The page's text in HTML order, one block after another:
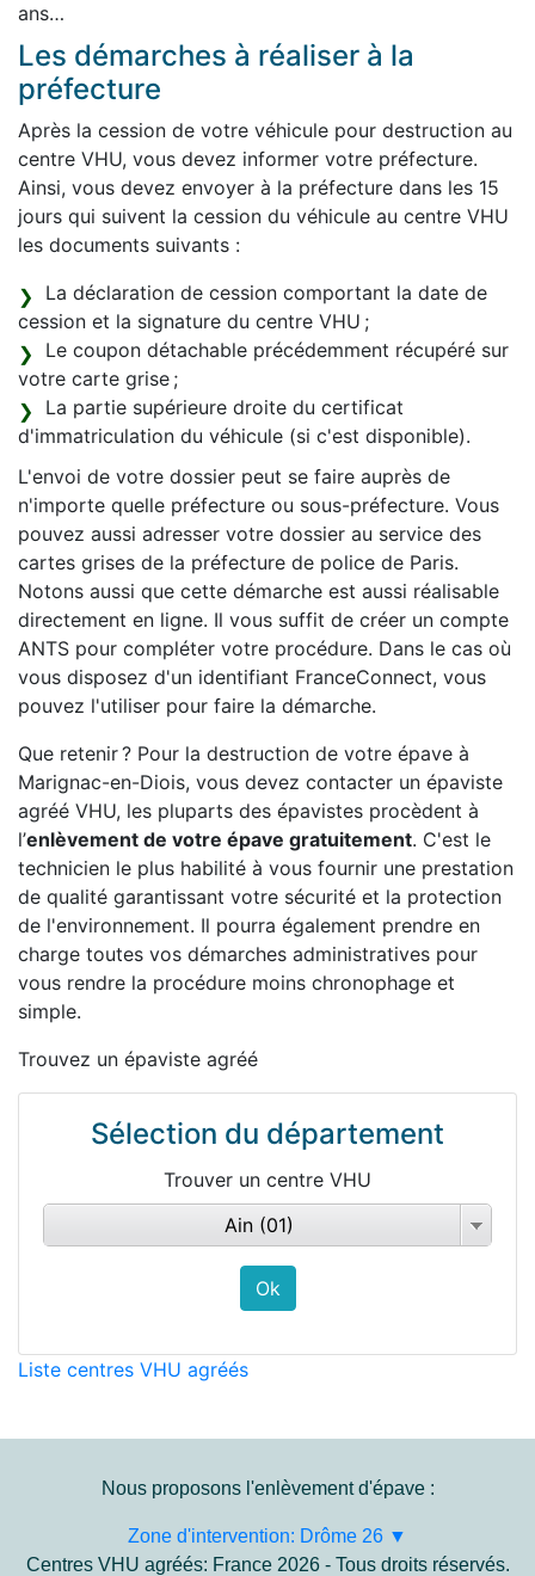
ans…
Les démarches à réaliser à la
préfecture
Après la cession de votre véhicule pour destruction au
centre VHU, vous devez informer votre préfecture.
Ainsi, vous devez envoyer à la préfecture dans les 15
jours qui suivent la cession du véhicule au centre VHU
les documents suivants :
La déclaration de cession comportant la date de
cession et la signature du centre VHU ;
Le coupon détachable précédemment récupéré sur
votre carte grise ;
La partie supérieure droite du certificat
d'immatriculation du véhicule (si c'est disponible).
L'envoi de votre dossier peut se faire auprès de
n'importe quelle préfecture ou sous-préfecture. Vous
pouvez aussi adresser votre dossier au service des
cartes grises de la préfecture de police de Paris.
Notons aussi que cette démarche est aussi réalisable
directement en ligne. Il vous suffit de créer un compte
ANTS pour compléter votre procédure. Dans le cas où
vous disposez d'un identifiant FranceConnect, vous
pouvez l'utiliser pour faire la démarche.
Que retenir ? Pour la destruction de votre épave à
Marignac-en-Diois, vous devez contacter un épaviste
agréé VHU, les pluparts des épavistes procèdent à
l’enlèvement de votre épave gratuitement. C'est le
technicien le plus habilité à vous fournir une prestation
de qualité garantissant votre sécurité et la protection
de l'environnement. Il pourra également prendre en
charge toutes vos démarches administratives pour
vous rendre la procédure moins chronophage et
simple.
Trouvez un épaviste agréé
Sélection du département
Trouver un centre VHU
Ain (01)
Liste centres VHU agréés
Nous proposons l'enlèvement d'épave :
Zone d'intervention: Drôme 26 ▼
Centres VHU agréés: France 2026 - Tous droits réservés.